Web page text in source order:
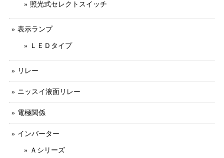
照光式セレクトスイッチ
表示ランプ
ＬＥＤタイプ
リレー
ニッスイ液面リレー
電極関係
インバーター
Ａシリーズ